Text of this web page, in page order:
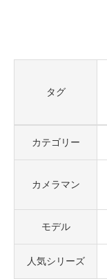
タグ
カテゴリー
カメラマン
モデル
人気シリーズ